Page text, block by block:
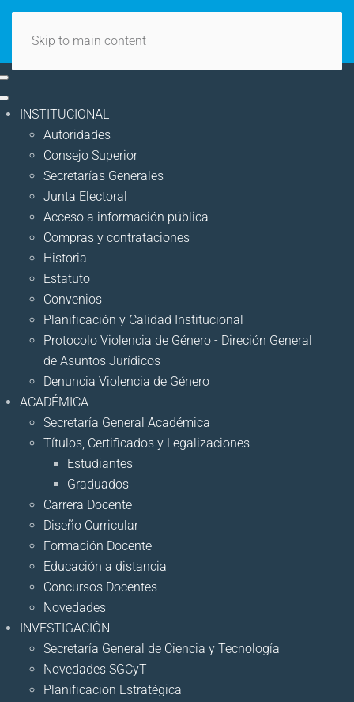
Skip to main content
INSTITUCIONAL
Autoridades
Consejo Superior
Secretarías Generales
Junta Electoral
Acceso a información pública
Compras y contrataciones
Historia
Estatuto
Convenios
Planificación y Calidad Institucional
Protocolo Violencia de Género - Direción General
de Asuntos Jurídicos
Denuncia Violencia de Género
ACADÉMICA
Secretaría General Académica
Títulos, Certificados y Legalizaciones
Estudiantes
Graduados
Carrera Docente
Diseño Curricular
Formación Docente
Educación a distancia
Concursos Docentes
Novedades
INVESTIGACIÓN
Secretaría General de Ciencia y Tecnología
Novedades SGCyT
Planificacion Estratégica